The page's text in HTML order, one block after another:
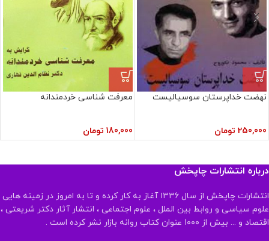
نهضت خداپرستان سوسیالیست
250,000 تومان
معرفت شناسی خردمندانه
180,000 تومان
درباره انتشارات چاپخش
انتشارات چاپخش از سال ۱۳۳۶ آغاز به کار کرده و تا به امروز در زمینه هایی
علوم سیاسی و روابط بین الملل ، علوم اجتماعی ، انتشار آثار دکتر شریعتی ،
اقتصاد و ... بیش از ۱۰۰۰ عنوان کتاب روانه بازار نشر کرده است .